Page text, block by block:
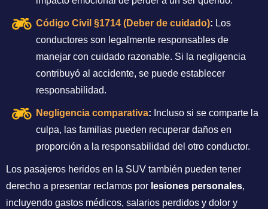
Código Civil §1714 (Deber de cuidado): Los
conductores son legalmente responsables de
manejar con cuidado razonable. Si la negligencia
contribuyó al accidente, se puede establecer
responsabilidad.
Negligencia comparativa: Incluso si se comparte la
culpa, las familias pueden recuperar daños en
proporción a la responsabilidad del otro conductor.
Los pasajeros heridos en la SUV también pueden tener
derecho a presentar reclamos por lesiones personales,
incluyendo gastos médicos, salarios perdidos y dolor y